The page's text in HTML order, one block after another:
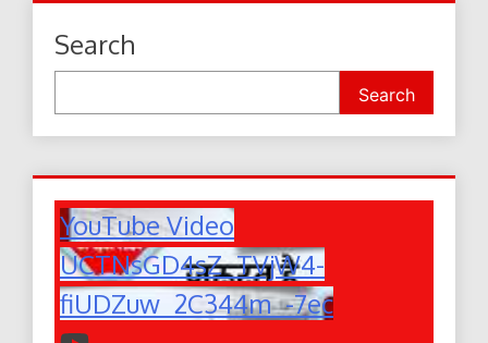
Search
Search
YouTube Video
UCTNsGD4sZ_TVjW4-
fiUDZuw_2C344m_-7ec